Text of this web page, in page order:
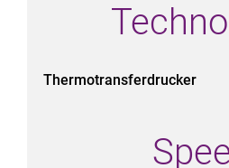
Thermotransferdrucker